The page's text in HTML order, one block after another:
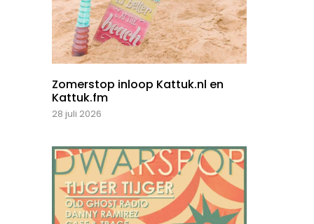
Zomerstop inloop Kattuk.nl en
Kattuk.fm
28 juli 2026